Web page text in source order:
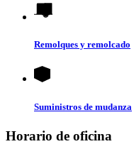
Remolques y remolcado
Suministros de mudanza
Horario de oficina